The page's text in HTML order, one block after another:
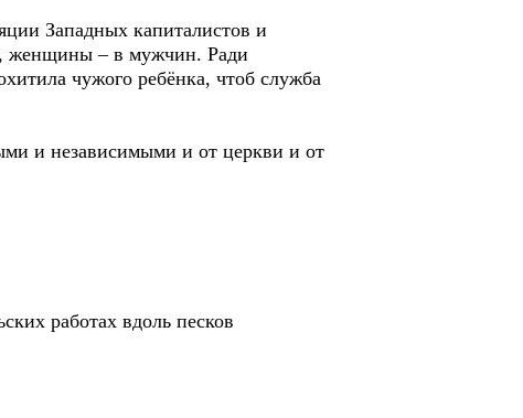
Западных капиталистов и
женщины – в мужчин. Ради
чужого ребёнка, чтоб служба
и независимыми и от церкви и от
работах вдоль песков